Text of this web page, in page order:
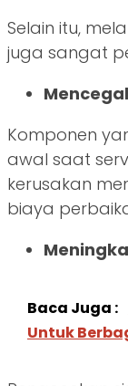
Selain itu,
juga sangat
Komponen
awal saat
kerusakan
biaya
Baca Juga :
Untuk